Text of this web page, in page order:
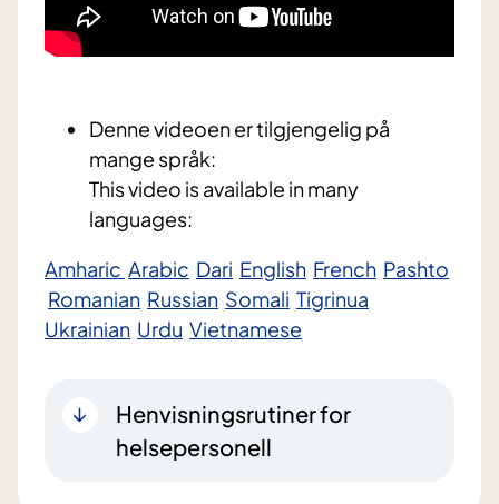
Denne videoen er tilgjengelig på
mange språk:
This video is available in many
languages:
Amharic Arabic Dari English French Pashto
Romanian Russian Somali Tigrinua
Ukrainian Urdu Vietnamese
Henvisningsrutiner for
helsepersonell